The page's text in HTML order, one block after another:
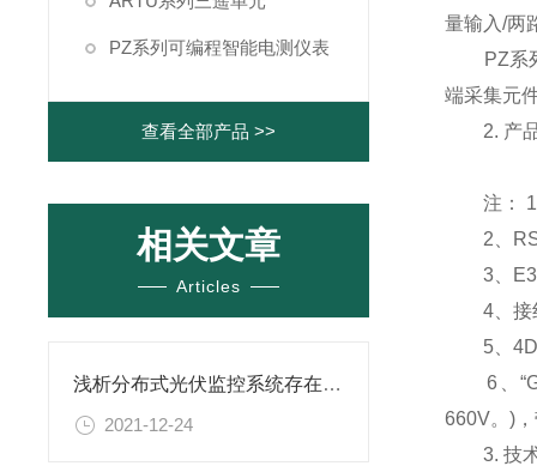
PZ系列可编程智能电测仪表
查看全部产品 >>
相关文章
Articles
浅析分布式光伏监控系统存在的必要性
2021-12-24
量输入/两
PZ系列
端采集元
2. 产品
注： 1
2、
3、E3
4、接线
5、
6、“G"
660V。)
3. 技术